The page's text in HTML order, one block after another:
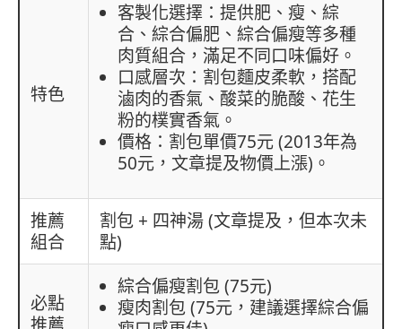
特色
客製化選擇：提供肥、瘦、綜
合、綜合偏肥、綜合偏瘦等多種
肉質組合，滿足不同口味偏好。
口感層次：割包麵皮柔軟，搭配
滷肉的香氣、酸菜的脆酸、花生
粉的樸實香氣。
價格：割包單價75元 (2013年為
50元，文章提及物價上漲)。
推薦
組合
割包 + 四神湯 (文章提及，但本次未
點)
必點
綜合偏瘦割包 (75元)
瘦肉割包 (75元，建議選擇綜合偏